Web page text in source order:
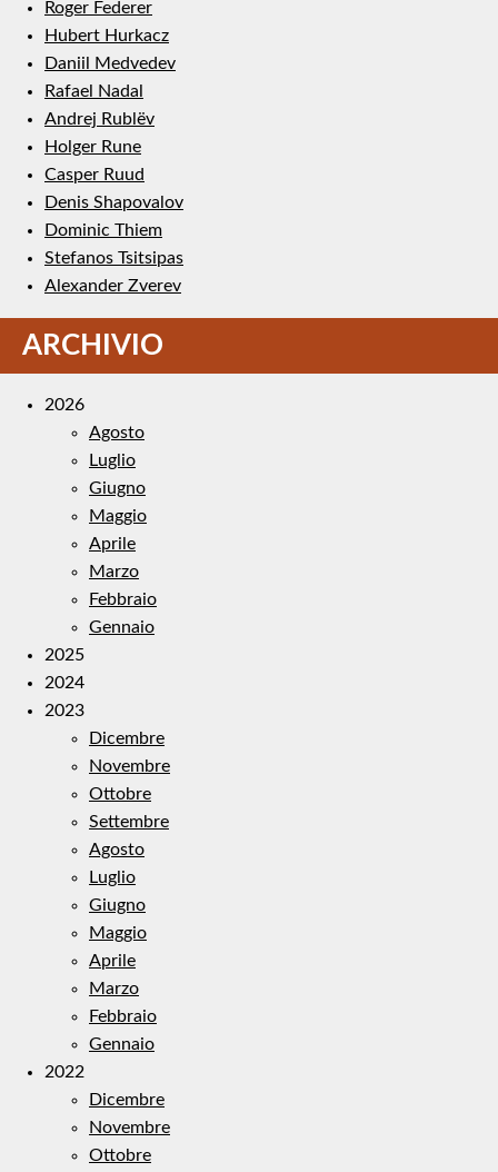
Roger Federer
Hubert Hurkacz
Daniil Medvedev
Rafael Nadal
Andrej Rublëv
Holger Rune
Casper Ruud
Denis Shapovalov
Dominic Thiem
Stefanos Tsitsipas
Alexander Zverev
ARCHIVIO
2026
Agosto
Luglio
Giugno
Maggio
Aprile
Marzo
Febbraio
Gennaio
2025
2024
2023
Dicembre
Novembre
Ottobre
Settembre
Agosto
Luglio
Giugno
Maggio
Aprile
Marzo
Febbraio
Gennaio
2022
Dicembre
Novembre
Ottobre